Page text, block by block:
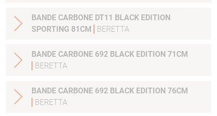
BANDE CARBONE DT11 BLACK EDITION
SPORTING 81CM
BERETTA
BANDE CARBONE 692 BLACK EDITION 71CM
BERETTA
BANDE CARBONE 692 BLACK EDITION 76CM
BERETTA